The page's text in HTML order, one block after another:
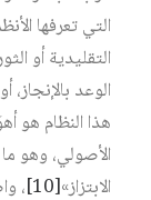
التي تعرفها
التقليدية أو
الوعد
هذا النظام هو
الأصولي، وهو
الابتزاز»[10]
،